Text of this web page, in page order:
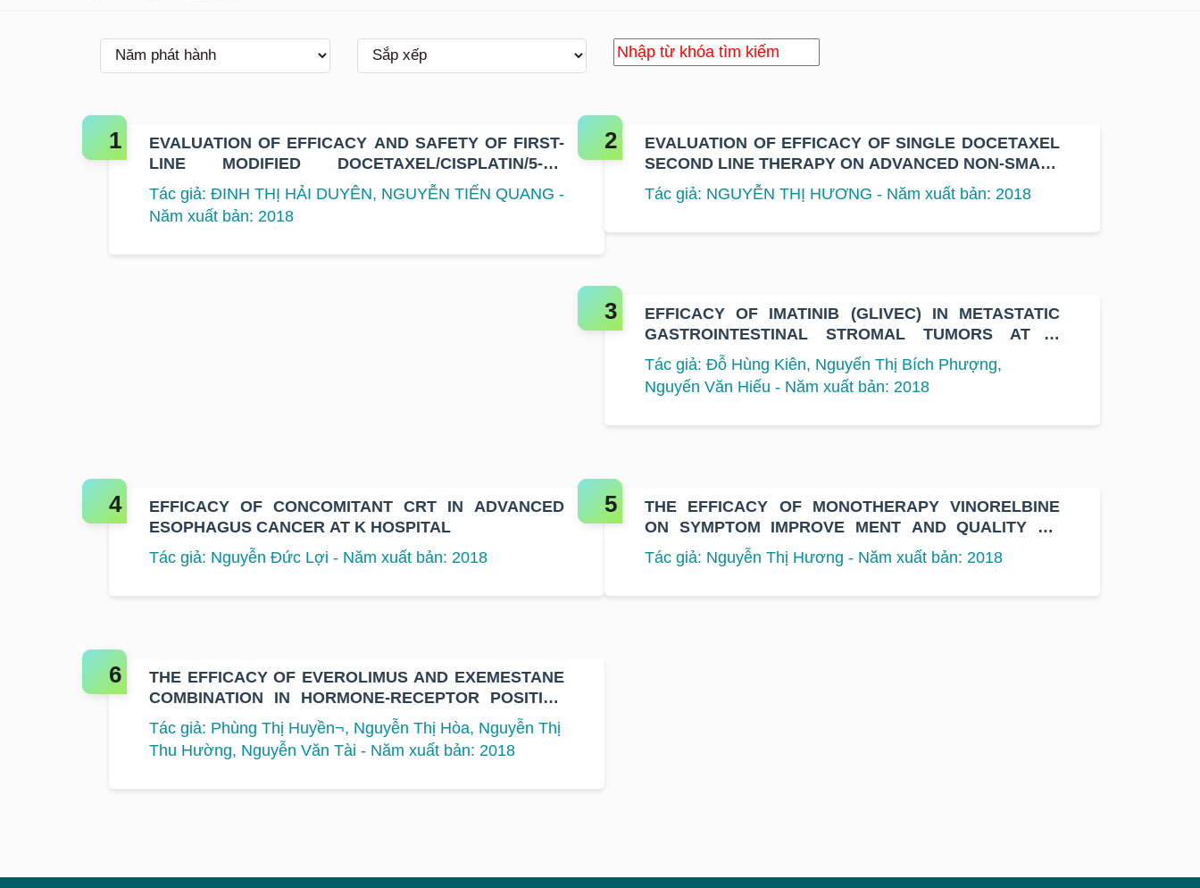
EVALUATION OF EFFICACY AND SAFETY OF FIRST-
LINE MODIFIED DOCETAXEL/CISPLATIN/5-FU
COMBINED THERAPY FOR METASTATIC
ESOPHAGEAL CANCER
Tác giả: ĐINH THỊ HẢI DUYÊN, NGUYỄN TIẾN QUANG -
Năm xuất bản: 2018
EVALUATION OF EFFICACY OF SINGLE DOCETAXEL
SECOND LINE THERAPY ON ADVANCED NON-SMALL
CELL LUNG CANCER AT K HOSPITAL
Tác giả: NGUYỄN THỊ HƯƠNG - Năm xuất bản: 2018
EFFICACY OF IMATINIB (GLIVEC) IN METASTATIC
GASTROINTESTINAL STROMAL TUMORS AT K
HOSPITAL
Tác giả: Đỗ Hùng Kiên, Nguyến Thị Bích Phượng,
Nguyến Văn Hiếu - Năm xuất bản: 2018
EFFICACY OF CONCOMITANT CRT IN ADVANCED
ESOPHAGUS CANCER AT K HOSPITAL
Tác giả: Nguyễn Đức Lợi - Năm xuất bản: 2018
THE EFFICACY OF MONOTHERAPY VINORELBINE
ON SYMPTOM IMPROVE MENT AND QUALITY OF
LIFE IN METASTATIC NON-SMALL CELL LUNG
CANCER
Tác giả: Nguyễn Thị Hương - Năm xuất bản: 2018
THE EFFICACY OF EVEROLIMUS AND EXEMESTANE
COMBINATION IN HORMONE-RECEPTOR POSITIVE
METASTATIC BREAST CANCER AT K HOSPITAL
Tác giả: Phùng Thị Huyền¬, Nguyễn Thị Hòa, Nguyễn Thị
Thu Hường, Nguyễn Văn Tài - Năm xuất bản: 2018